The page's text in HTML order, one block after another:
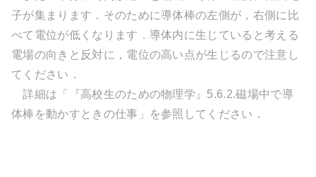
子が集まります．そのために導体棒の左側が，右側に比
べて電位が低くなります．導体内に生じていると考える
電場の向きと反対に，電位の高い点が生じるので注意し
てください．
詳細は「『高校生のための物理学』5.6.2.磁場中で導
体棒を動かすときの仕事」を参照してください．